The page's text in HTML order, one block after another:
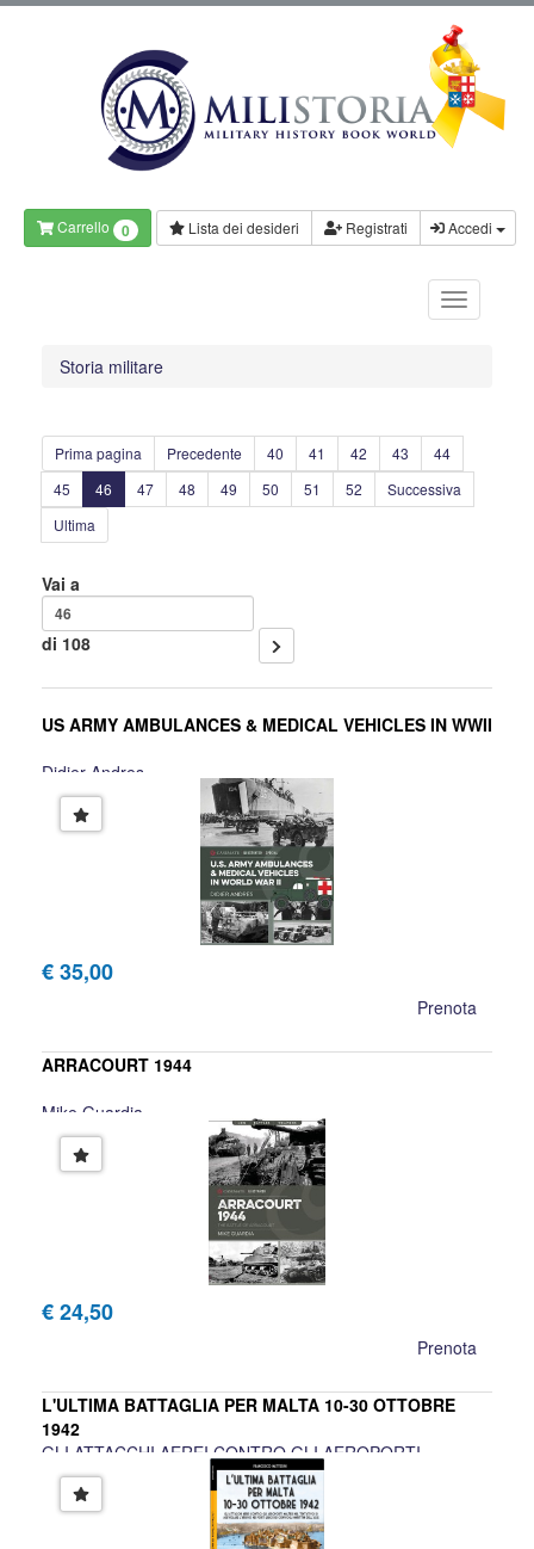
Carrello 0 Lista dei desideri Registrati Accedi
Storia militare
Prima pagina Precedente 40 41 42 43
44
45
46 47 48 49 50 51 52
Successiva
Ultima
Vai a
di 108
US ARMY AMBULANCES & MEDICAL VEHICLES IN WWII
Didier Andres
€ 35,00
Prenota
ARRACOURT 1944
Mike Guardia
€ 24,50
Prenota
L'ULTIMA BATTAGLIA PER MALTA 10-30 OTTOBRE
1942
GLI ATTACCHI AEREI CONTRO GLI AEROPORTI
MALTESI NEL TENTATIVO DI AGEVOLARE L'ARRIVO NEI
PORTI LIBICI DEI CONVOGLI MARITTIMI DELL'ASSE
FRANCESCO MATTESINI